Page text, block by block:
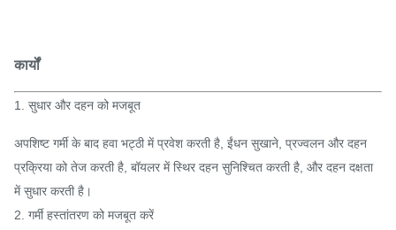
कार्यों
1. सुधार और दहन को मजबूत
अपशिष्ट गर्मी के बाद हवा भट्ठी में प्रवेश करती है, ईंधन सुखाने, प्रज्वलन और दहन
प्रक्रिया को तेज करती है, बॉयलर में स्थिर दहन सुनिश्चित करती है, और दहन दक्षता
में सुधार करती है।
2. गर्मी हस्तांतरण को मजबूत करें